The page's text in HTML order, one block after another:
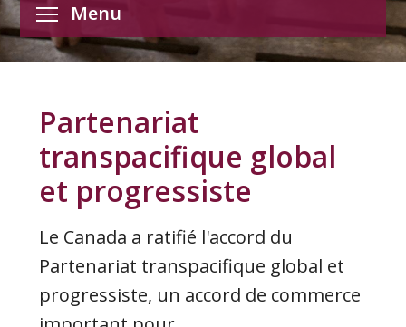
Menu
Partenariat
transpacifique global
et progressiste
Le Canada a ratifié l'accord du
Partenariat transpacifique global et
progressiste, un accord de commerce